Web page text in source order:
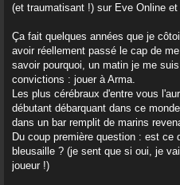
(et traumatisant !) sur Eve Online
Ça fait quelques années que je
avoir réellement passé le cap de
savoir pourquoi, un matin je me
convictions : jouer à Arma.
Les plus cérébraux d'entre vous
débutant débarquant dans ce
dans un bar remplit de marins
Du coup première question : est
bleusaille ? (je sent que si oui, je
joueur !)